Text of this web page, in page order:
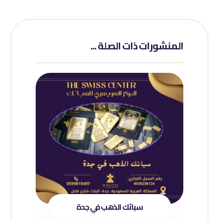
المنشورات ذات الصلة ...
سبائك الذهب في جدة